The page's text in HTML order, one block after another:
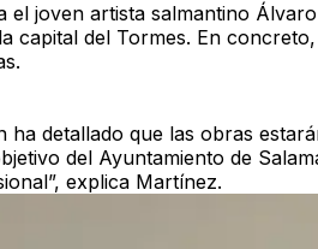
el joven artista salmantino
capital del Tormes. En
ha detallado que las obras
del Ayuntamiento de
explica Martínez.